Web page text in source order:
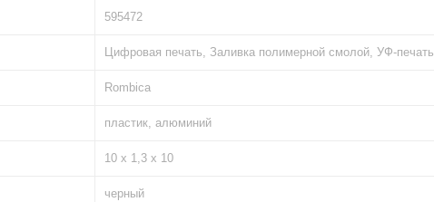
595472
Цифровая печать, Заливка полимерной смолой, УФ-печать
Rombica
пластик, алюминий
10 х 1,3 х 10
черный